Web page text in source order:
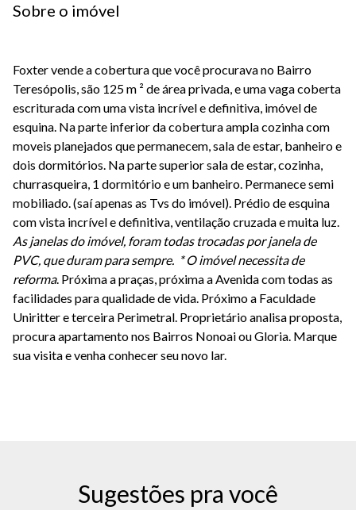
Sobre o imóvel
Foxter vende a cobertura que você procurava no Bairro
Teresópolis, são 125 m ² de área privada, e uma vaga coberta
escriturada com uma vista incrível e definitiva, imóvel de
esquina. Na parte inferior da cobertura ampla cozinha com
moveis planejados que permanecem, sala de estar, banheiro e
dois dormitórios. Na parte superior sala de estar, cozinha,
churrasqueira, 1 dormitório e um banheiro. Permanece semi
mobiliado. (saí apenas as Tvs do imóvel). Prédio de esquina
com vista incrível e definitiva, ventilação cruzada e muita luz.
As janelas do imóvel, foram todas trocadas por janela de
PVC, que duram para sempre. * O imóvel necessita de
reforma. Próxima a praças, próxima a Avenida com todas as
facilidades para qualidade de vida. Próximo a Faculdade
Uniritter e terceira Perimetral. Proprietário analisa proposta,
procura apartamento nos Bairros Nonoai ou Gloria. Marque
sua visita e venha conhecer seu novo lar.
Sugestões pra você